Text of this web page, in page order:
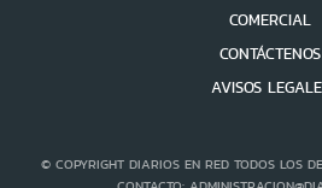
COMERCIAL
CONTÁCTENOS
AVISOS
© COPYRIGHT DIARIOS EN RED TODOS LOS